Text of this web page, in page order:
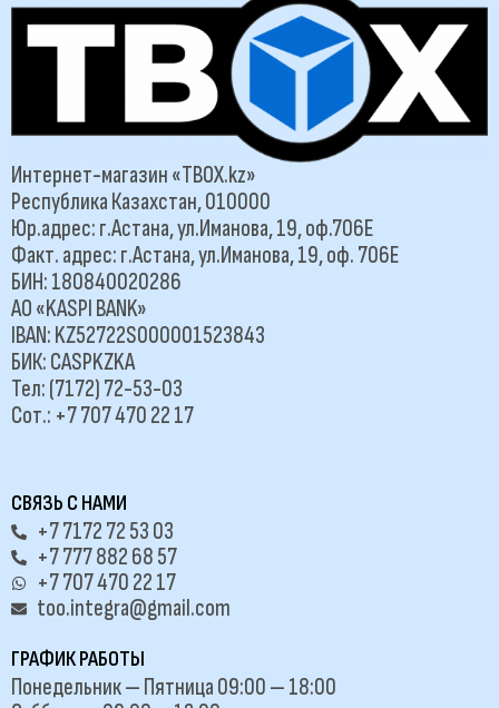
Интернет-магазин «TBOX.kz»
Республика Казахстан, 010000
Юр.адрес: г.Астана, ул.Иманова, 19, оф.706Е
Факт. адрес: г.Астана, ул.Иманова, 19, оф. 706Е
БИН: 180840020286
АО «KASPI BANK»
IBAN: KZ52722S000001523843
БИК: CASPKZKA
Тел: (7172) 72-53-03
Сот.: +7 707 470 22 17
СВЯЗЬ С НАМИ
+7 7172 72 53 03
+7 777 882 68 57
+7 707 470 22 17
too.integra@gmail.com
ГРАФИК РАБОТЫ
Понедельник — Пятница 09:00 — 18:00